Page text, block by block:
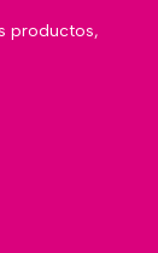
productos,